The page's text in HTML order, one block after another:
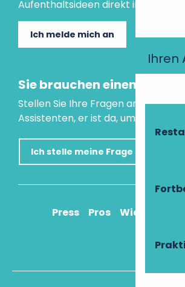
Ihren
Aufenthaltsideen direkt in Ihre
Ich melde mich an
Sie brauchen einen Rat?
Stellen Sie Ihre Fragen an unseren
Assistenten, er ist da, um Ihnen zu
Ich stelle meine Frage
Press Pros Wie komme